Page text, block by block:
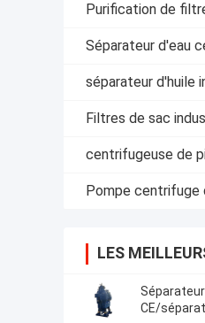
Purification de
Séparateur d'eau
séparateur d'huile
Filtres de sac
centrifugeuse de
Pompe
LES
CE/